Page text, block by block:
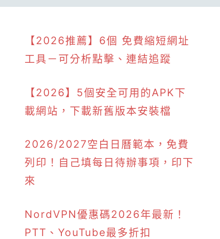
【2026推薦】6個 免費縮短網址
工具－可分析點擊、連結追蹤
【2026】5個安全可用的APK下
載網站，下載新舊版本安裝檔
2026/2027空白日曆範本，免費
列印！自己填每日待辦事項，印下
來
NordVPN優惠碼2026年最新！
PTT、YouTube最多折扣